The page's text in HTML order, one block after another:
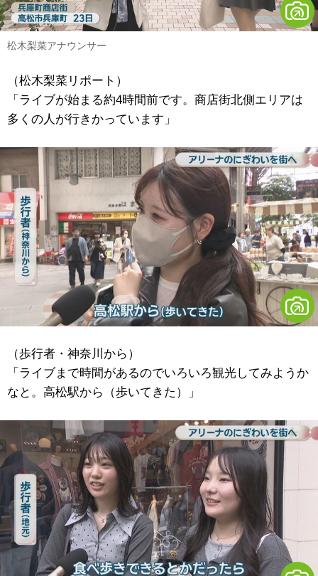
松木梨菜アナウンサー
（松木梨菜リポート）
「ライブが始まる約4時間前です。商店街北側エリアは
多くの人が行きかっています」
（歩行者・神奈川から）
「ライブまで時間があるのでいろいろ観光してみようか
なと。高松駅から（歩いてきた）」